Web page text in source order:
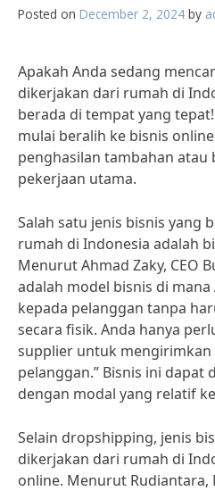
Posted on December 2, 2024 by
Apakah Anda sedang
dikerjakan dari rumah di
berada di tempat yang
mulai beralih ke bisnis
penghasilan tambahan atau
pekerjaan utama.
Salah satu jenis bisnis yang
rumah di Indonesia adalah
Menurut Ahmad Zaky, CEO
adalah model bisnis di
kepada pelanggan tanpa
secara fisik. Anda hanya
supplier untuk
pelanggan.” Bisnis ini dapat
dengan modal yang relatif
Selain dropshipping, jenis
dikerjakan dari rumah di
online. Menurut